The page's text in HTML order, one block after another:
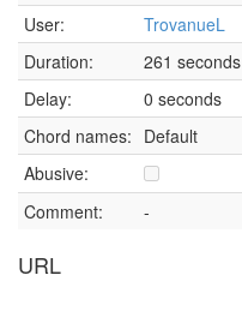
User:
TrovanueL
Duration:
261 seconds
Delay:
0 seconds
Chord names: Default
Abusive:
Comment:
-
URL